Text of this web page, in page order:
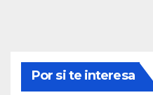
Por si te interesa